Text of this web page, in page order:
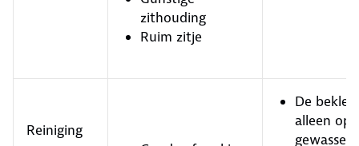
zithouding
Ruim zitje
Reiniging
De
alleen op